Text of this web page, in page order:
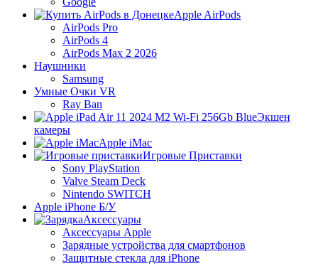
Apple AirPods
AirPods Pro
AirPods 4
AirPods Max 2 2026
Наушники
Samsung
Умные Очки VR
Ray Ban
Экшен
камеры
Apple iMac
Игровые Приставки
Sony PlayStation
Valve Steam Deck
Nintendo SWITCH
Apple iPhone Б/У
Аксессуары
Аксессуары Apple
Зарядные устройства для смартфонов
Защитные стекла для iPhone